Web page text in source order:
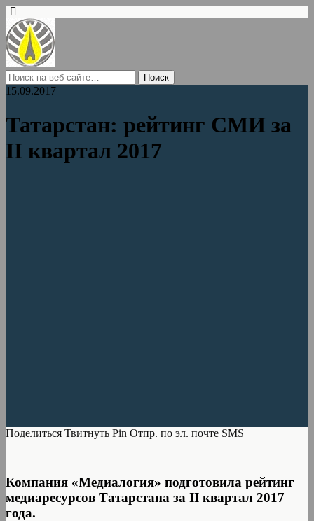
15.09.2017
Татарстан: рейтинг СМИ за
II квартал 2017
Поделиться Твитнуть Pin Отпр. по эл. почте SMS
Компания «Медиалогия» подготовила рейтинг
медиаресурсов Татарстана за II квартал 2017
года.